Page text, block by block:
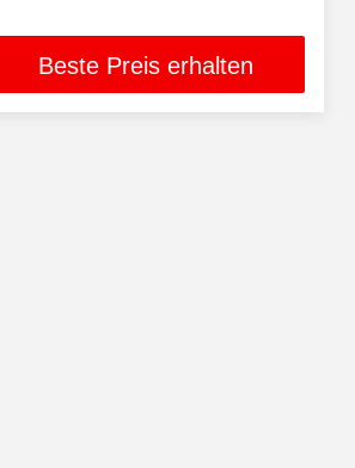
Beste Preis erhalten